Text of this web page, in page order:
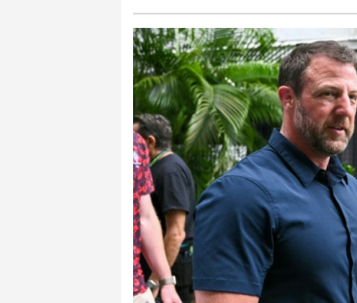
Buenos Aires
14 °C
Asunción
23 °C